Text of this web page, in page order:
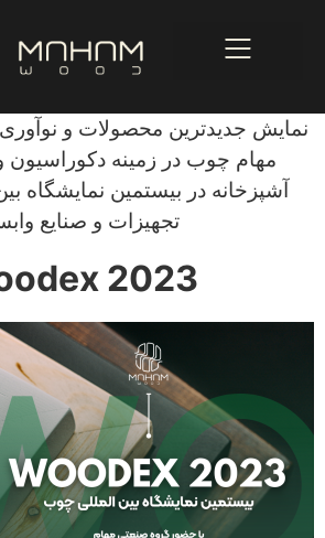
نمایش جدیدترین محصولات و
مهام چوب در زمینه دکوراسیون و
آشپزخانه در بیستمین نمایشگاه
تجهیزات و صنایع
2023